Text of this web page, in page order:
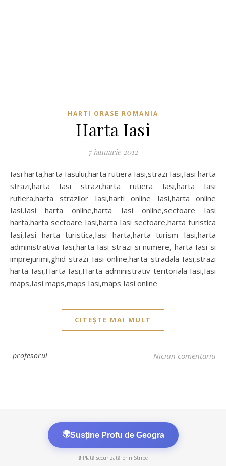
HARTI ORASE ROMANIA
Harta Iasi
7 ianuarie 2012
Iasi harta,harta Iasului,harta rutiera Iasi,strazi Iasi,Iasi harta
strazi,harta Iasi strazi,harta rutiera Iasi,harta Iasi
rutiera,harta strazilor Iasi,harti online Iasi,harta online
Iasi,Iasi harta online,harta Iasi online,sectoare Iasi
harta,harta sectoare Iasi,harta Iasi sectoare,harta turistica
Iasi,Iasi harta turistica,Iasi harta,harta turism Iasi,harta
administrativa Iasi,harta Iasi strazi si numere, harta Iasi si
imprejurimi,ghid strazi Iasi online,harta stradala Iasi,strazi
harta Iasi,Harta Iasi,Harta administrativ-teritoriala Iasi,Iasi
maps,Iasi maps,maps Iasi,maps Iasi online
CITEȘTE MAI MULT
profesorul Niciun comentariu
🌍Susține Profu de Geogra
🔒 Plată securizată prin Stripe